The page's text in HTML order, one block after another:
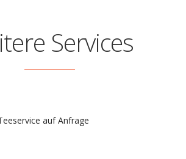
Services
auf Anfrage